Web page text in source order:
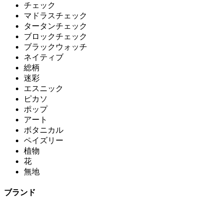
チェック
マドラスチェック
タータンチェック
ブロックチェック
ブラックウォッチ
ネイティブ
総柄
迷彩
エスニック
ピカソ
ポップ
アート
ボタニカル
ペイズリー
植物
花
無地
ブランド